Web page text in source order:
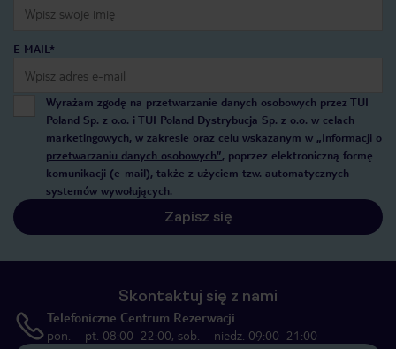
E-MAIL*
Wyrażam zgodę na przetwarzanie danych osobowych przez TUI
Poland Sp. z o.o. i TUI Poland Dystrybucja Sp. z o.o. w celach
marketingowych, w zakresie oraz celu wskazanym w „Informacji o
przetwarzaniu danych osobowych”, poprzez elektroniczną formę
komunikacji (e-mail), także z użyciem tzw. automatycznych
systemów wywołujących.
Zapisz się
Skontaktuj się z nami
Telefoniczne Centrum Rezerwacji
pon. – pt. 08:00–22:00, sob. – niedz. 09:00–21:00